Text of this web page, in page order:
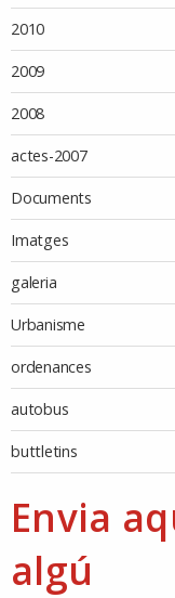
2010
2009
2008
actes-2007
Documents
Imatges
galeria
Urbanisme
ordenances
autobus
buttletins
Envia
algú